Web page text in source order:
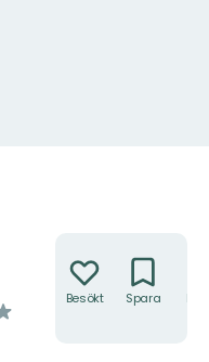
Besökt Spara